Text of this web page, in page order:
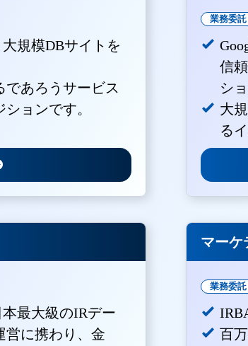
規模DBサイトを
であろうサービス
ョンです。
業務委託
信
シ
大
る
最大級のIRデー
営に携わり、金
マーケ
業務委託
百